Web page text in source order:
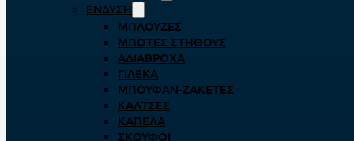
ΈΝΔΥΣΗ
ΜΠΛΟΎΖΕΣ
ΜΠΌΤΕΣ ΣΤΉΘΟΥΣ
ΑΔΙΆΒΡΟΧΑ
ΓΙΛΈΚΑ
ΜΠΟΥΦΆΝ-ΖΑΚΈΤΕΣ
ΚΆΛΤΣΕΣ
ΚΑΠΈΛΑ
ΣΚΟΎΦΟΙ